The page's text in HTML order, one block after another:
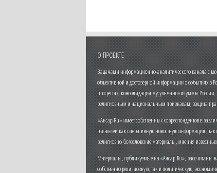
О ПРОЕКТЕ
Задачами информационно-аналитического канала с
объективной и достоверной информации о событиях в
процессах, консолидация мусульманской уммы
религиозным и национальным признакам, защита
«Ансар.Ru» имеет собственных корреспондентов в
читателей как оперативную новостную информацию,
религиозно-богословские материалы, мнения
Материалы, публикуемые на «Ансар.Ru», рассчитаны
собственно религиозную, так и политическую,